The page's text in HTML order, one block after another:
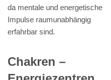
da mentale und energetische
Impulse raumunabhängig
erfahrbar sind.
Chakren –